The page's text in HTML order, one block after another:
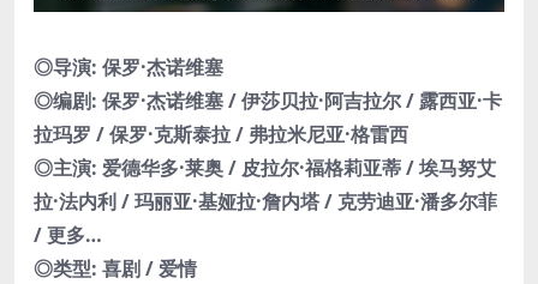
◎导演: 保罗·杰诺维塞
◎编剧: 保罗·杰诺维塞 / 伊莎贝拉·阿吉拉尔 / 露西亚·卡
拉玛罗 / 保罗·克斯泰拉 / 弗拉米尼亚·格雷西
◎主演: 爱德华多·莱奥 / 皮拉尔·福格莉亚蒂 / 埃马努艾
拉·法内利 / 玛丽亚·基娅拉·詹内塔 / 克劳迪亚·潘多尔菲
/ 更多…
◎类型: 喜剧 / 爱情